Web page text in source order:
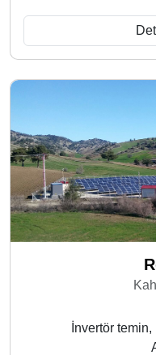
İnvertör